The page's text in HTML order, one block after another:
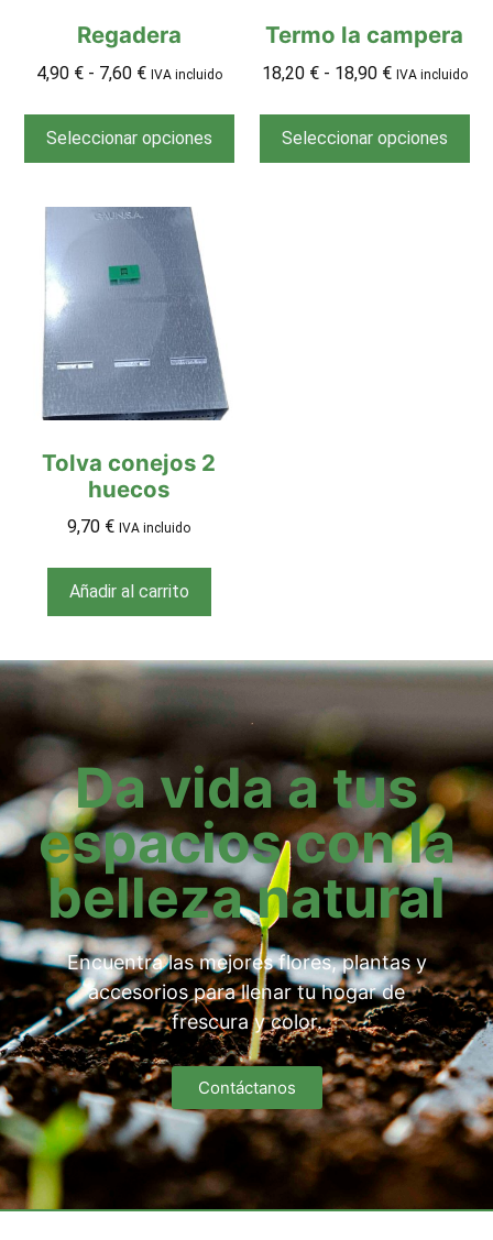
Regadera
4,90 € - 7,60 € IVA incluido
Seleccionar opciones
Termo la campera
18,20 € - 18,90 € IVA incluido
Seleccionar opciones
Tolva conejos 2
huecos
9,70 € IVA incluido
Añadir al carrito
Da vida a tus
espacios con la
belleza natural
Encuentra las mejores flores, plantas y
accesorios para llenar tu hogar de
frescura y color.
Contáctanos